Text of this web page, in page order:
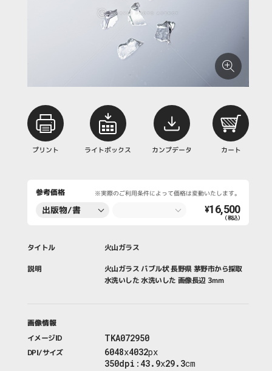
プリント ライトボックス カンプデータ カート
参考価格 ※実際のご利用条件によって価格は変動いたします。
出版物/書
¥16,500
（税込）
タイトル 火山ガラス
説明
火山ガラス バブル状 長野県 茅野市から採取
水洗いした 水洗いした 画像長辺 3mm
画像情報
イメージID
TKA072950
DPI/サイズ 6048x4032px
350dpi : 43.9x29.3cm